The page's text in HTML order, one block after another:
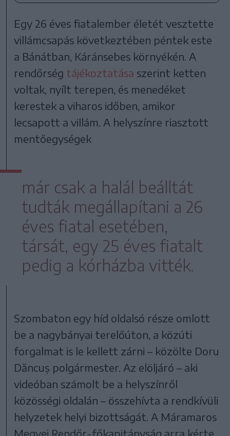
Egy 26 éves fiatalember életét vesztette
villámcsapás következtében péntek este
a Bánátban, Káránsebes környékén. A
rendőrség tájékoztatása szerint ketten
voltak, nyílt terepen, és menedéket
kerestek a viharos időben, amikor
lecsapott a villám. A helyszínre riasztott
mentőegységek
már csak a halál beálltát
tudták megállapítani a 26
éves fiatal esetében,
társát, egy 25 éves fiatalt
pedig a kórházba vitték.
Szombaton egy híd oldalsó része omlott
be a nagybányai terelőúton, a közúti
forgalmat is le kellett zárni – közölte Doru
Dăncuș polgármester. Az elöljáró – aki
videóban számolt be a helyszínről
közösségi oldalán – összehívta a rendkívüli
helyzetek helyi bizottságát. A Máramaros
Megyei Rendőr-főkapitányság arra kérte